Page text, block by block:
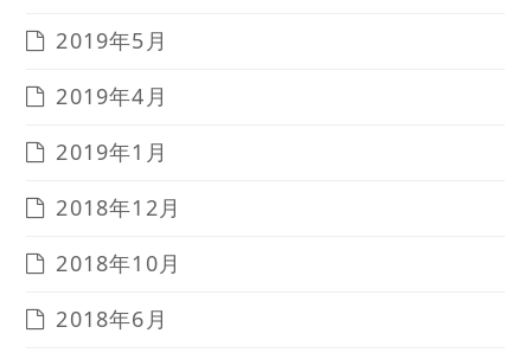
2019年5月
2019年4月
2019年1月
2018年12月
2018年10月
2018年6月